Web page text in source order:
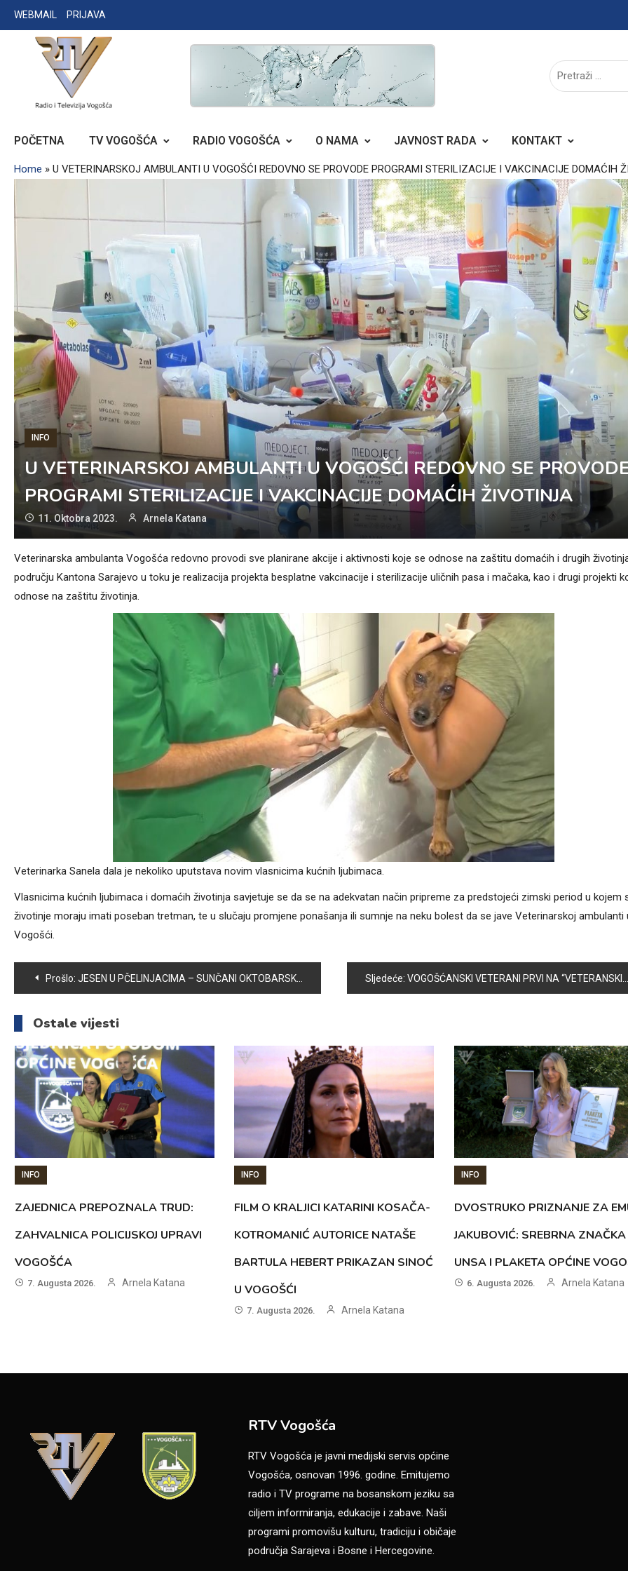
Skip
to
WEBMAIL PRIJAVA
RADIO TELEVIZIJA VOGOŠĆA
POČETNA TV VOGOŠĆA RADIO VOGOŠĆA O NAMA JAVNOST RADA KONTAKT
Home » U VETERINARSKOJ AMBULANTI U VOGOŠĆI REDOVNO SE PROVODE PROGRAMI STERILIZACIJE I VAKCINACIJE DOMAĆIH
INFO
U VETERINARSKOJ AMBULANTI U VOGOŠĆI REDOVNO SE
PROGRAMI STERILIZACIJE I VAKCINACIJE DOMAĆIH ŽIVOTINJA
11. Oktobra 2023. Arnela Katana
Veterinarska ambulanta Vogošća redovno provodi sve planirane akcije i aktivnosti koje se odnose na zaštitu domaćih i drugih
području Kantona Sarajevo u toku je realizacija projekta besplatne vakcinacije i sterilizacije uličnih pasa i mačaka, kao i drugi projekti
odnose na zaštitu životinja.
Veterinarka Sanela dala je nekoliko uputstava novim vlasnicima kućnih ljubimaca.
Vlasnicima kućnih ljubimaca i domaćih životinja savjetuje se da se na adekvatan način pripreme za predstojeći zimski period u kojem
životinje moraju imati poseban tretman, te u slučaju promjene ponašanja ili sumnje na neku bolest da se jave Veterinarskoj ambulanti
Vogošći.
Navigacija
članaka
Prošlo: JESEN U PČELINJACIMA – SUNČANI OKTOBARSKI DANI DOBRI PČELAMA Sljedeće: VOGOŠĆANSKI VETERANI PRVI NA “VETERANSKIM SPORTSKIM IGRAMA”
Ostale vijesti
INFO
ZAJEDNICA PREPOZNALA TRUD:
ZAHVALNICA POLICIJSKOJ UPRAVI
VOGOŠĆA
7. Augusta 2026. Arnela Katana
INFO
FILM O KRALJICI KATARINI KOSAČA-
KOTROMANIĆ AUTORICE NATAŠE
BARTULA HEBERT PRIKAZAN SINOĆ
U VOGOŠĆI
7. Augusta 2026. Arnela Katana
INFO
DVOSTRUKO PRIZNANJE ZA
JAKUBOVIĆ: SREBRNA ZNAČKA
UNSA I PLAKETA OPĆINE
6. Augusta 2026. Arnela Katana
RTV Vogošća
RTV Vogošća je javni medijski servis općine
Vogošća, osnovan 1996. godine. Emitujemo
radio i TV programe na bosanskom jeziku sa
ciljem informiranja, edukacije i zabave. Naši
programi promovišu kulturu, tradiciju i običaje
područja Sarajeva i Bosne i Hercegovine.